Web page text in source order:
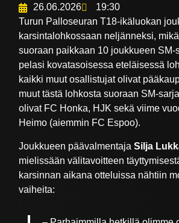
26.06.2026
19:30
Turun Palloseuran T18-ikäluokan
karsintalohkossaan neljänneksi,
suoraan paikkaan 10 joukkueen SM-
pelasi kovatasoisessa eteläisessä
kaikki muut osallistujat olivat
muut tästä lohkosta suoraan SM-
olivat FC Honka, HJK sekä viime
Heimo (aiemmin FC Espoo).
Joukkueen päävalmentajaSilja
mielissään välitavoitteen
karsinnan aikana otteluissa nähtiin
vaiheita: